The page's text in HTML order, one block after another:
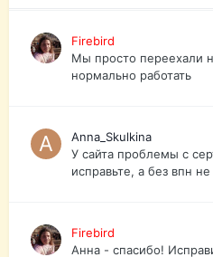
Firebird
Мы просто переехали
нормально работать
Anna_Skulkina
У сайта проблемы с
исправьте, а без впн
Firebird
Анна - спасибо!